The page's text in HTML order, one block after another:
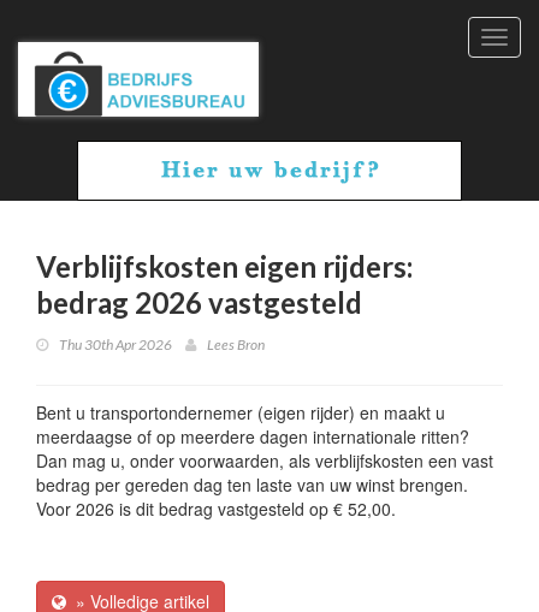
Verblijfskosten eigen rijders:
bedrag 2026 vastgesteld
Thu 30th Apr 2026 Lees Bron
Bent u transportondernemer (eigen rijder) en maakt u
meerdaagse of op meerdere dagen internationale ritten?
Dan mag u, onder voorwaarden, als verblijfskosten een vast
bedrag per gereden dag ten laste van uw winst brengen.
Voor 2026 is dit bedrag vastgesteld op € 52,00.
» Volledige artikel